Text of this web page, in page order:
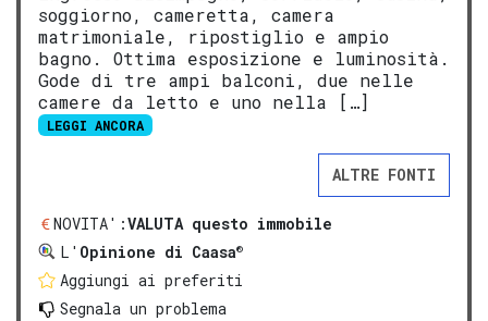
soggiorno, cameretta, camera
matrimoniale, ripostiglio e ampio
bagno. Ottima esposizione e luminosità.
Gode di tre ampi balconi, due nelle
camere da letto e uno nella […]
LEGGI ANCORA
ALTRE FONTI
NOVITA':VALUTA questo immobile
L' Opinione di Caasa®
Aggiungi ai preferiti
Segnala un problema